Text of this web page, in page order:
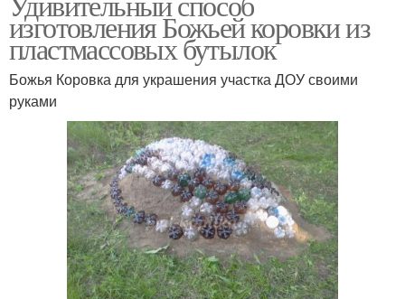
изготовления Божьей коровки из
пластмассовых бутылок
Божья Коровка для украшения участка ДОУ своими
руками